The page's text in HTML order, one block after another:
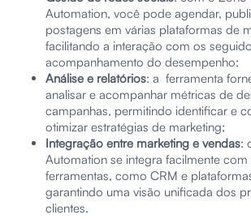
Automation, você pode agendar,
postagens em várias plataformas de
facilitando a interação com os
acompanhamento do desempenho;
Análise e relatórios: a ferramenta
analisar e acompanhar métricas de
campanhas, permitindo identificar e
otimizar estratégias de marketing;
Integração entre marketing e vendas:
Automation se integra facilmente com
ferramentas, como CRM e
garantindo uma visão unificada dos
clientes.